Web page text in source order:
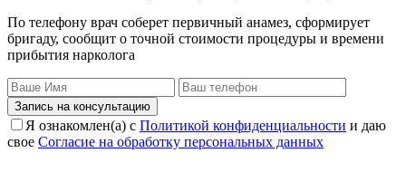
По телефону врач соберет первичный анамез, сформирует
бригаду, сообщит о точной стоимости процедуры и времени
прибытия нарколога
Запись на консультацию
Я ознакомлен(а) с Политикой конфиденциальности и даю
свое Согласие на обработку персональных данных